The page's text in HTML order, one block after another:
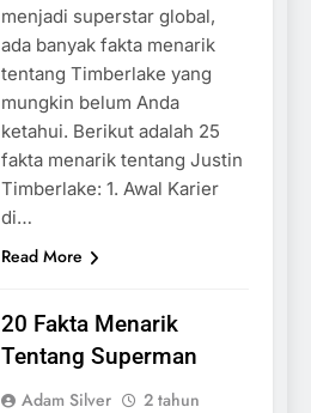
menjadi superstar global,
ada banyak fakta menarik
tentang Timberlake yang
mungkin belum Anda
ketahui. Berikut adalah 25
fakta menarik tentang Justin
Timberlake: 1. Awal Karier
di…
Read More
20 Fakta Menarik
Tentang Superman
Adam Silver
2 tahun